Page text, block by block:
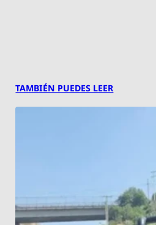
TAMBIÉN PUEDES LEER